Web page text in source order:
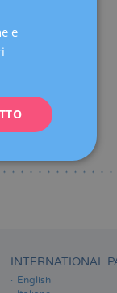
INTERNATIONAL
English
FRENCH
e